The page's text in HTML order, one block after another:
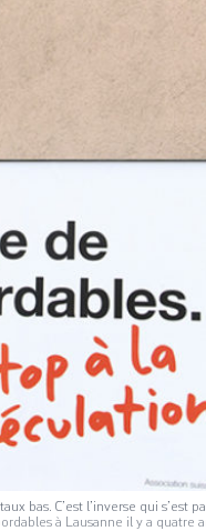
bas. C’est l’inverse qui
à Lausanne il y a quatre